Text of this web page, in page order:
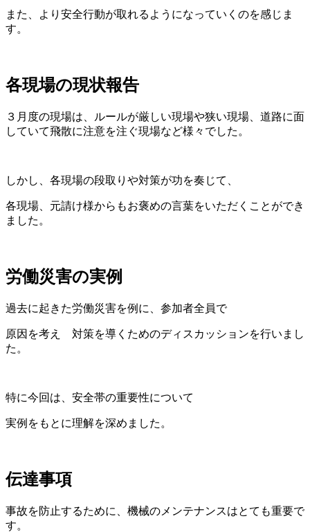
また、より安全行動が取れるようになっていくのを感じま
す。
各現場の現状報告
３月度の現場は、ルールが厳しい現場や狭い現場、道路に面
していて飛散に注意を注ぐ現場など様々でした。
しかし、各現場の段取りや対策が功を奏じて、
各現場、元請け様からもお褒めの言葉をいただくことができ
ました。
労働災害の実例
過去に起きた労働災害を例に、参加者全員で
原因を考え 対策を導くためのディスカッションを行いまし
た。
特に今回は、安全帯の重要性について
実例をもとに理解を深めました。
伝達事項
事故を防止するために、機械のメンテナンスはとても重要で
す。